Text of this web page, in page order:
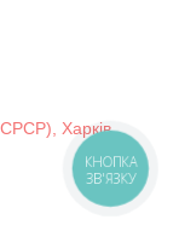
працювати у
найкраще
або за умови
крок різьби
БЖ 10.9
Харків,
КНОПКА
ЗВ'ЯЗКУ